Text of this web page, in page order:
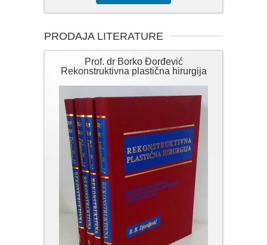
PRODAJA LITERATURE
Prof. dr Borko Đorđević
Rekonstruktivna plastična hirurgija